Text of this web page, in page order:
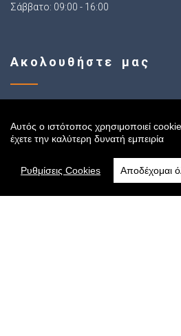
Σάββατο: 09:00 - 16:00
Ακολουθήστε μας
Sitemap
Αυτός ο ιστότοπος χρησιμοποιεί
έχετε την καλύτερη δυνατή εμπειρία
Ρυθμίσεις Cookies Αποδέχομαι